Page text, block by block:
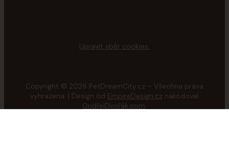
Upravit sběr cookies.
Copyright © 2026 PetDreamCity.cz – Všechna práva
vyhrazena. | Design od EmpireDesign.cz nakódoval
OndřejDvořák.com